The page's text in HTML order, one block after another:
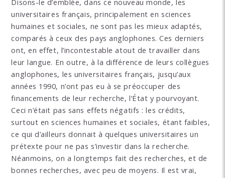
universitaires français, principalement en sciences
humaines et sociales, ne sont pas les mieux adaptés,
comparés à ceux des pays anglophones. Ces derniers
ont, en effet, l’incontestable atout de travailler dans
leur langue. En outre, à la différence de leurs collègues
anglophones, les universitaires français, jusqu’aux
années 1990, n’ont pas eu à se préoccuper des
financements de leur recherche, l’État y pourvoyant.
Ceci n’était pas sans effets négatifs : les crédits,
surtout en sciences humaines et sociales, étant faibles,
ce qui d’ailleurs donnait à quelques universitaires un
prétexte pour ne pas s’investir dans la recherche.
Néanmoins, on a longtemps fait des recherches, et de
bonnes recherches, avec peu de moyens. Il est vrai,